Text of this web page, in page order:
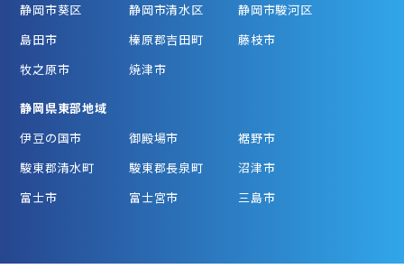
静岡市葵区
静岡市清水区
静岡市駿河区
島田市
榛原郡吉田町
藤枝市
牧之原市
焼津市
静岡県東部地域
伊豆の国市
御殿場市
裾野市
駿東郡清水町
駿東郡長泉町
沼津市
富士市
富士宮市 三島市